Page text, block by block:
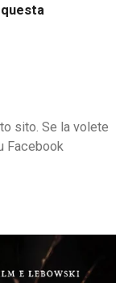
sito. Se la volete
Facebook